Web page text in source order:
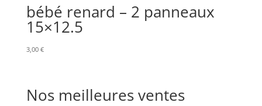
bébé renard – 2 panneaux
15×12.5
3,00 €
Nos meilleures ventes